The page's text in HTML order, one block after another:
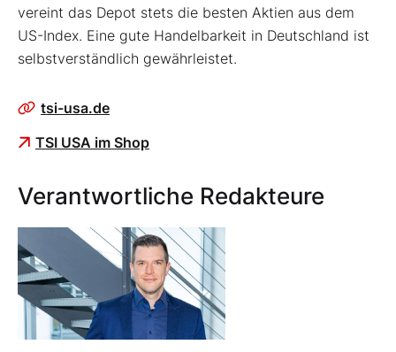
vereint das Depot stets die besten Aktien aus dem
US-Index. Eine gute Handelbarkeit in Deutschland ist
selbstverständlich gewährleistet.
tsi-usa.de
TSI USA im Shop
Verantwortliche Redakteure